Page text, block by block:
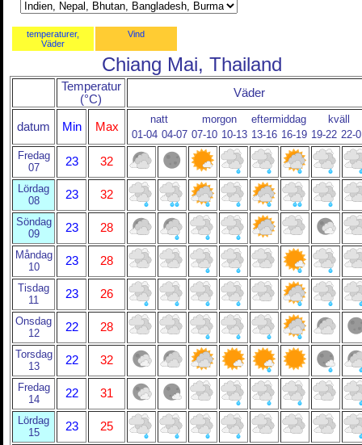
temperaturer,
Väder
Vind
Chiang Mai, Thailand
Temperatur
(°C)
Väder
datum Min Max
natt morgon eftermiddag
kväll
01-04 04-07 07-10 10-13 13-16 16-19 19-22 22-
Fredag
07
23 32
Lördag
08
23 32
Söndag
09
23 28
Måndag
10
23 28
Tisdag
11
23 26
Onsdag
12
22 28
Torsdag
13
22 32
Fredag
14
22 31
Lördag
15
23
25